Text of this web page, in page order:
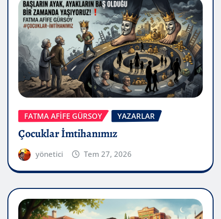
FATMA AFİFE GÜRSOY YAZARLAR
Çocuklar İmtihanımız
yönetici Tem 27, 2026